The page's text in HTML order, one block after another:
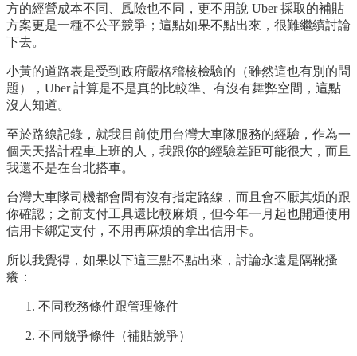
方的經營成本不同、風險也不同，更不用說 Uber 採取的補貼
方案更是一種不公平競爭；這點如果不點出來，很難繼續討論
下去。
小黃的道路表是受到政府嚴格稽核檢驗的（雖然這也有別的問
題），Uber 計算是不是真的比較準、有沒有舞弊空間，這點
沒人知道。
至於路線記錄，就我目前使用台灣大車隊服務的經驗，作為一
個天天搭計程車上班的人，我跟你的經驗差距可能很大，而且
我還不是在台北搭車。
台灣大車隊司機都會問有沒有指定路線，而且會不厭其煩的跟
你確認；之前支付工具還比較麻煩，但今年一月起也開通使用
信用卡綁定支付，不用再麻煩的拿出信用卡。
所以我覺得，如果以下這三點不點出來，討論永遠是隔靴搔
癢：
不同稅務條件跟管理條件
不同競爭條件（補貼競爭）